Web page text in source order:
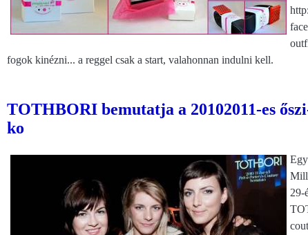
fogok kinézni... a reggel csak a start, valahonnan indulni kell.
TOTHBORI bemutatja a 20102011-es
ko
29-